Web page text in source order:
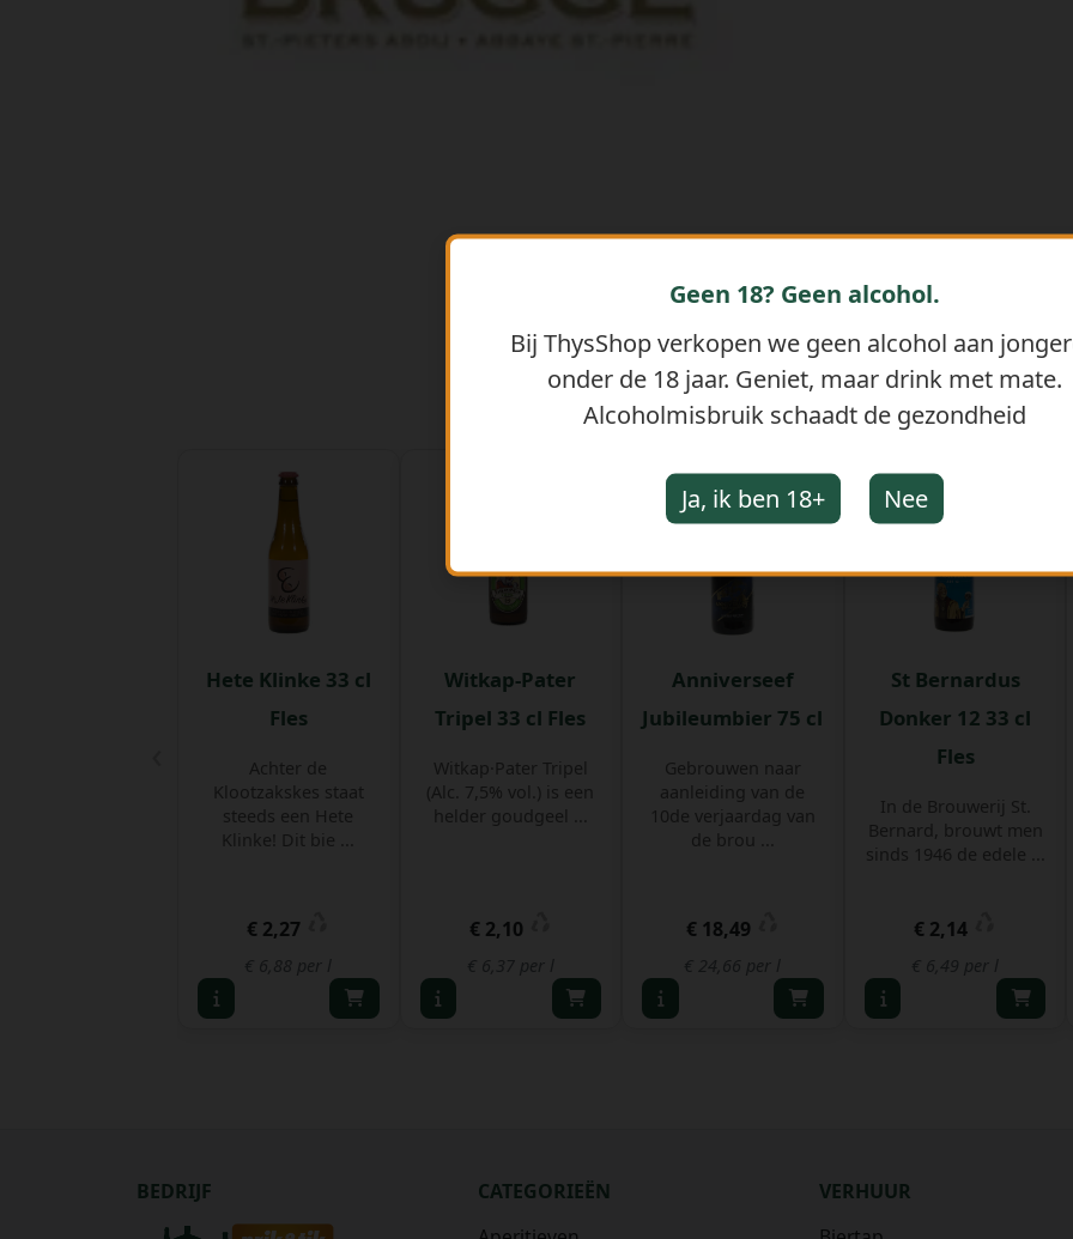
GERELATEERDE PRODUCTEN
Hete Klinke 33 cl
Fles
Achter de
Klootzakskes staat
steeds een Hete
Klinke! Dit bie ...
€ 2,27
€ 6,88 per l
Witkap-Pater
Tripel 33 cl Fles
Witkap·Pater Tripel
(Alc. 7,5% vol.) is een
helder goudgeel ...
€ 2,10
€ 6,37 per l
Anniverseef
Jubileumbier 75 cl
Gebrouwen naar
aanleiding van de
10de verjaardag van
de brou ...
€ 18,49
€ 24,66 per l
St Bernardus
Donker 12 33 cl
Fles
In de Brouwerij St.
Bernard, brouwt men
sinds 1946 de edele ...
€ 2,14
€ 6,49 per l
BEDRIJF
CATEGORIEËN
VERHUUR
Geen 18? Geen alcohol.
Bij ThysShop verkopen we geen alcohol aan
onder de 18 jaar. Geniet, maar drink met mate.
Alcoholmisbruik schaadt de gezondheid
Ja, ik ben 18+ Nee